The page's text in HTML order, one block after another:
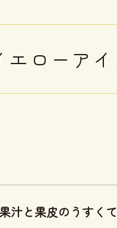
ローアイ
汁と果皮のうすく